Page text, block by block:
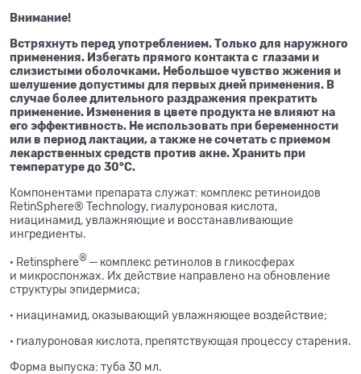
Внимание!
Встряхнуть перед употреблением. Только для наружного
применения. Избегать прямого контакта с глазами и
слизистыми оболочками. Небольшое чувство жжения и
шелушение допустимы для первых дней применения. В
случае более длительного раздражения прекратить
применение. Изменения в цвете продукта не влияют на
его эффективность. Не использовать при беременности
или в период лактации, а также не сочетать с приемом
лекарственных средств против акне. Хранить при
температуре до 30°C.
Компонентами препарата служат: комплекс ретиноидов
RetinSphere® Technology, гиалуроновая кислота,
ниацинамид, увлажняющие и восстанавливающие
ингредиенты.
· Retinsphere® ─ комплекс ретинолов в гликосферах
и микроспонжах. Их действие направлено на обновление
структуры эпидермиса;
· ниацинамид, оказывающий увлажняющее воздействие;
· гиалуроновая кислота, препятствующая процессу старения.
Форма выпуска: туба 30 мл.